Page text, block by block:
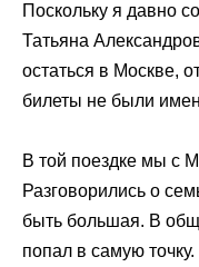
Поскольку я давно
Татьяна
остаться в Москве,
билеты не были
В той поездке мы с
Разговорились о
быть большая. В
попал в самую точку.